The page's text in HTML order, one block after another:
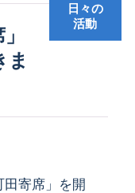
ま
日々の
活動
寄席」を開